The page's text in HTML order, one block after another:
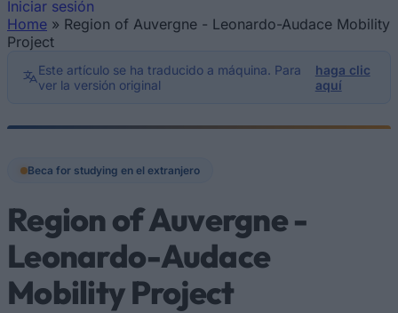
Iniciar sesión
Se encuentra usted aquí
Home » Region of Auvergne - Leonardo-Audace Mobility
Project
Este artículo se ha traducido a máquina. Para
ver la versión original
haga clic
aquí
Beca for studying en el extranjero
Region of Auvergne -
Leonardo-Audace
Mobility Project